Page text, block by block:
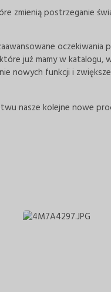
zmienią postrzeganie
już mamy w katalogu,
nowych funkcji i
nasze kolejne nowe